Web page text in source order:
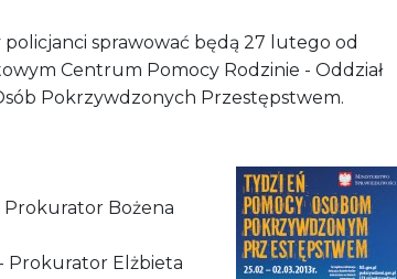
sprawować będą 27 lutego od
Centrum Pomocy Rodzinie - Oddział
Pokrzywdzonych Przestępstwem.
Prokurator Bożena
Prokurator Elżbieta